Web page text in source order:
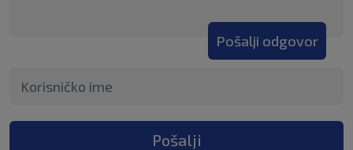
Pošalji odgovor
Pošalji